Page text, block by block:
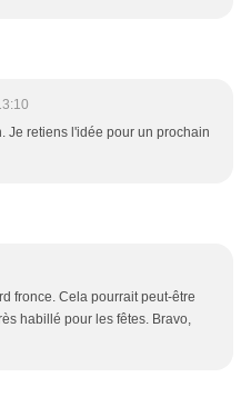
Je retiens l'idée pour un prochain
fronce. Cela pourrait peut-être
habillé pour les fêtes. Bravo,